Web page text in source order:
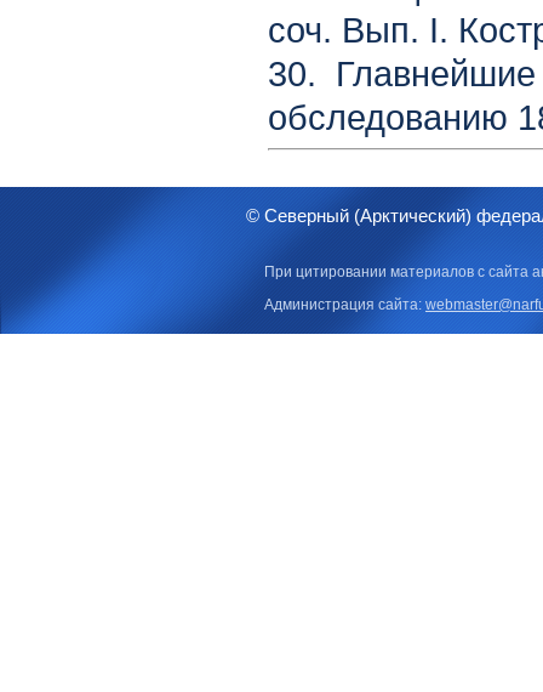
соч. Вып. I.
30.
обследованию
© Северный (Арктический)
При цитировании материалов с сайта
Администрация сайта: